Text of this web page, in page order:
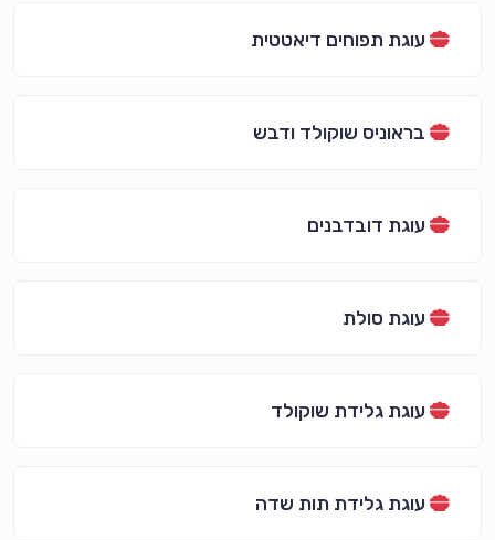
עוגת תפוחים דיאטטית
בראוניס שוקולד ודבש
עוגת דובדבנים
עוגת סולת
עוגת גלידת שוקולד
עוגת גלידת תות שדה